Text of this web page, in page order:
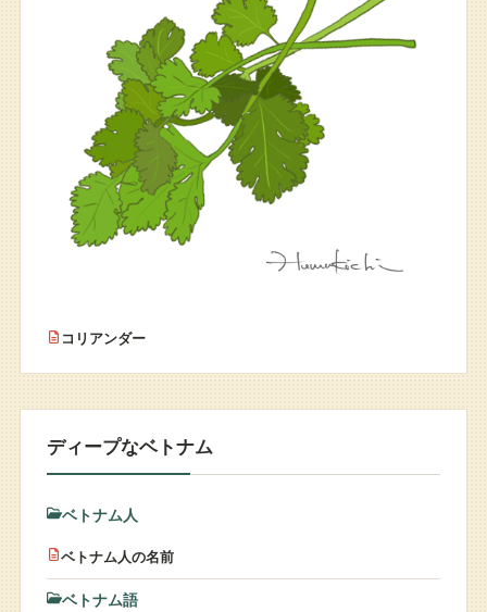
コリアンダー
ディープなベトナム
ベトナム人
ベトナム人の名前
ベトナム語